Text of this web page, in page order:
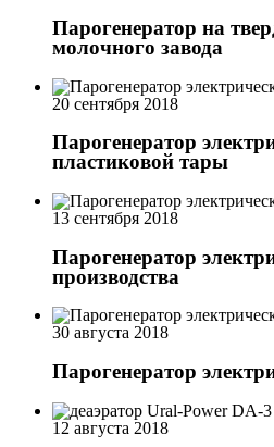
Парогенератор на
молочного завода
20 сентября 2018
Парогенератор
пластиковой тары
13 сентября 2018
Парогенератор
производства
30 августа 2018
Парогенератор
12 августа 2018